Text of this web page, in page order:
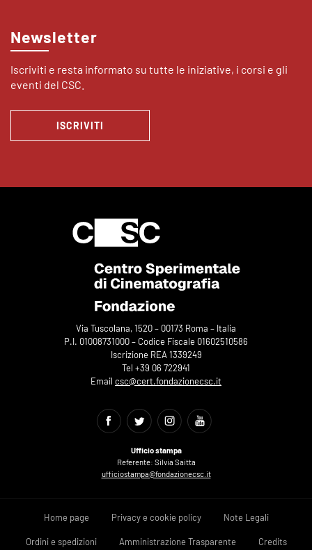
Newsletter
Iscriviti e resta informato su tutte le iniziative, i corsi e gli
eventi del CSC.
ISCRIVITI
Via Tuscolana, 1520 – 00173 Roma – Italia
P.I. 01008731000 – Codice Fiscale 01602510586
Iscrizione REA 1339249
Tel +39 06 722941
Email csc@cert.fondazionecsc.it
Ufficio stampa
Referente: Silvia Saitta
ufficiostampa@fondazionecsc.it
Home page Privacy e cookie policy Note Legali
Ordini e spedizioni Amministrazione Trasparente Credits